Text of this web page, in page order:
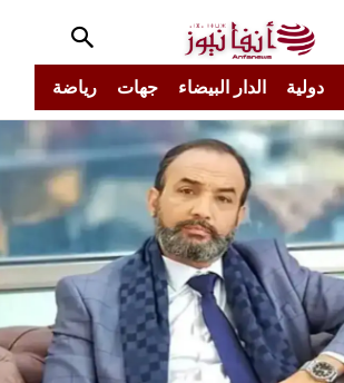
دولية الدار البيضاء جهات رياضة